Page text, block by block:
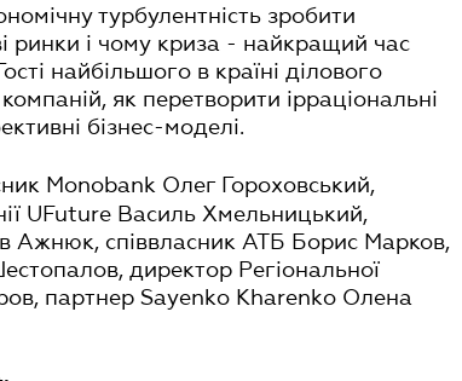
турбулентність зробити
ринки і чому криза - найкращий час
найбільшого в країні ділового
як перетворити ірраціональні
бізнес-моделі.
Monobank Олег Гороховський,
UFuture Василь Хмельницький,
Ажнюк, співвласник АТБ Борис Марков,
директор Регіональної
партнер Sayenko Kharenko Олена